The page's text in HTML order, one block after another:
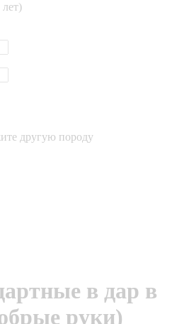
другую породу
в дар в
руки)